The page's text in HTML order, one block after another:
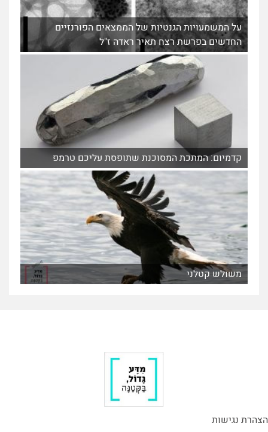
על המשמעויות הגנטיות של הממצאים הפורנזיים
החדשים בפרשת רצח תאיר ראדה ז"ל
קדמיום: המתכת המסוכנת שתופסת עליכם טרמפ
משולש קטלני
הצהרת נגישות